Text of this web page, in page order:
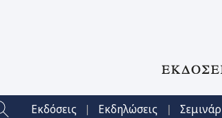
Εκδόσεις | Εκδηλώσεις |